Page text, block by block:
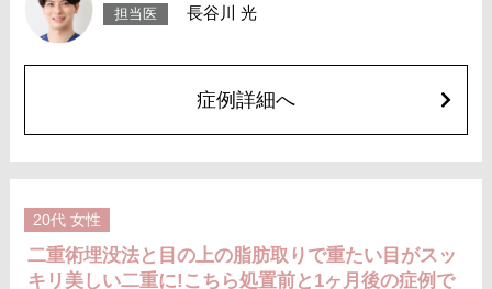
担当医 長谷川 光
症例詳細へ
20代 女性
二重術埋没法と目の上の脂肪取りで重たい目がスッ
キリ美しい二重に!こちら処置前と1ヶ月後の症例で